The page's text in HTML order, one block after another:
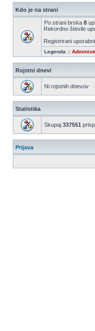
Kdo je na strani
Po strani brska 8
Rekordno število
Registrirani
Legenda ::
Rojstni dnevi
Ni rojstnih dnevov
Statistika
Skupaj 337551
Prijava